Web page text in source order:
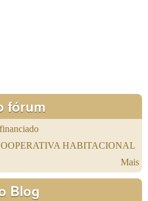
fórum
HABITACIONAL
Mais
Blog